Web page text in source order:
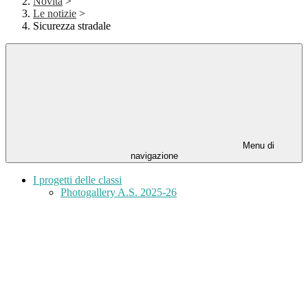
Le notizie >
Sicurezza stradale
Menu di
navigazione
I progetti delle classi
Photogallery A.S. 2025-26